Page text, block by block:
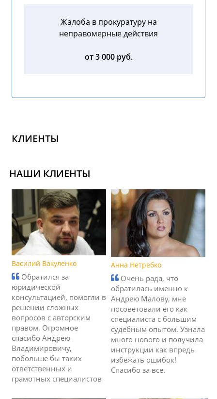
Жалоба в прокуратуру на
неправомерные действия
от 3 000 руб.
КЛИЕНТЫ
НАШИ КЛИЕНТЫ
Василий Вакуленко
Обратился за
юридической
консультацией, помогли в
решении сложных
вопросов с авторским
правом. Огромное
спасибо Андрею
Владимировичу,
побольше бы таких
ответственных и
грамотных специалистов
Анна Нетребко
Очень рада, что
обратилась именно к
Андрею Малову, мне
посоветовали его как
специалиста с большим
судебным опытом. Узнала
много нового и получила
инструкции как впредь
избежать ошибок!
Спасибо за все.